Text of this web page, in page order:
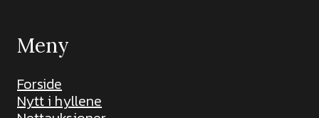
Meny
Forside
Nytt i hyllene